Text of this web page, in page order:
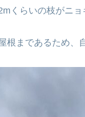
くらいの枝がニ
根まであるため、